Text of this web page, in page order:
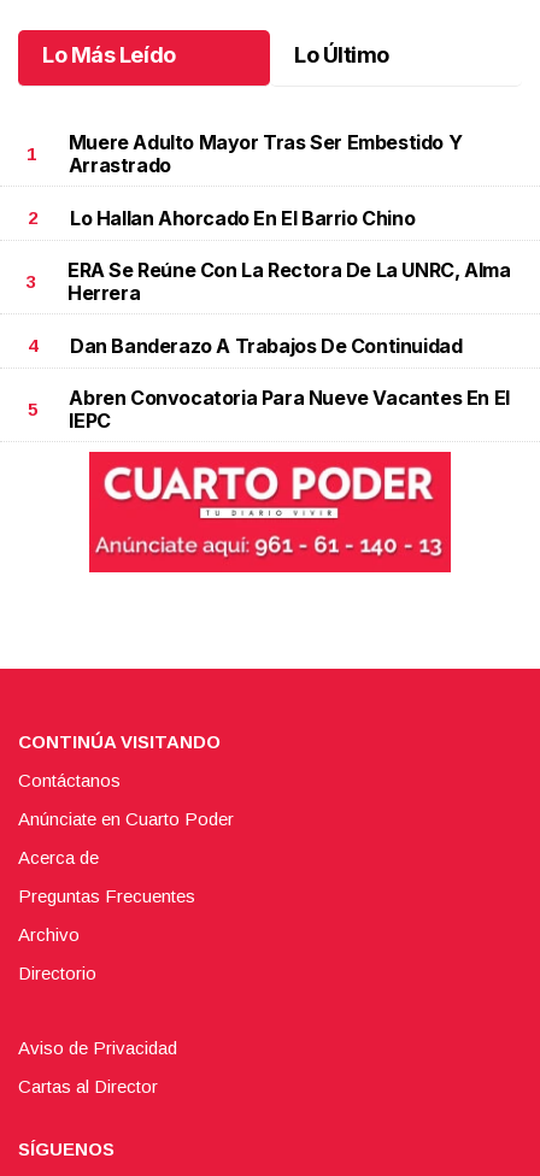
Lo Más Leído Lo Último
1
Muere Adulto Mayor Tras Ser Embestido Y
Arrastrado
2 Lo Hallan Ahorcado En El Barrio Chino
3
ERA Se Reúne Con La Rectora De La UNRC, Alma
Herrera
4 Dan Banderazo A Trabajos De Continuidad
5
Abren Convocatoria Para Nueve Vacantes En El
IEPC
CONTINÚA VISITANDO
Contáctanos
Anúnciate en Cuarto Poder
Acerca de
Preguntas Frecuentes
Archivo
Directorio
Aviso de Privacidad
Cartas al Director
SÍGUENOS